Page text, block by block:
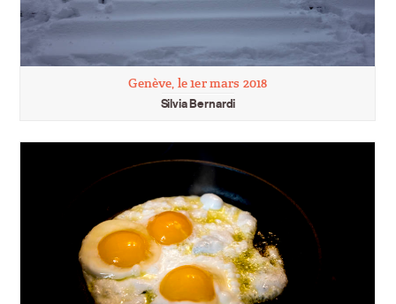
Genève, le 1er mars 2018
Silvia Bernardi